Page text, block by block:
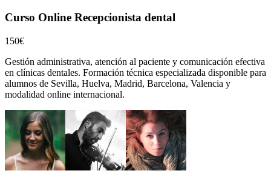
Curso Online Recepcionista dental
150€
Gestión administrativa, atención al paciente y comunicación efectiva
en clínicas dentales. Formación técnica especializada disponible para
alumnos de Sevilla, Huelva, Madrid, Barcelona, Valencia y
modalidad online internacional.